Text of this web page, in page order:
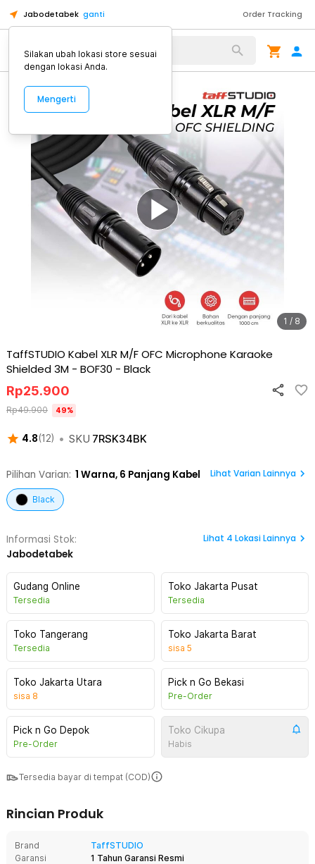
Jabodetabek ganti Order Tracking
Alat Kopi
1 / 8
TaffSTUDIO Kabel XLR M/F OFC Microphone Karaoke
Shielded 3M - BOF30 - Black
4.8(12) • SKU 7RSK34BK
Rp25.900
Rp49.900 49%
Pilihan Varian: 1 Warna, 6 Panjang Kabel Lihat Varian Lainnya
Black
Informasi Stok:
Jabodetabek
Lihat 4 Lokasi Lainnya
Gudang Online
Tersedia
Toko Jakarta Pusat
Tersedia
Toko Tangerang
Tersedia
Toko Jakarta Barat
sisa 5
Toko Jakarta Utara
sisa 8
Pick n Go Bekasi
Pre-Order
Pick n Go Depok
Pre-Order
Toko Cikupa
Habis
Tersedia bayar di tempat (COD)
Rincian Produk
Brand
TaffSTUDIO
Garansi
1 Tahun Garansi Resmi
Silakan ubah lokasi store sesuai
dengan lokasi Anda.
Mengerti